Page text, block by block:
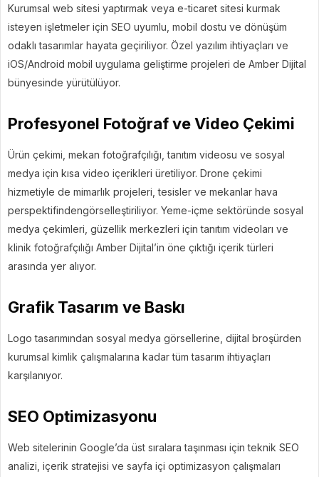
Kurumsal web sitesi yaptırmak veya e-ticaret sitesi kurmak
isteyen işletmeler için SEO uyumlu, mobil dostu ve dönüşüm
odaklı tasarımlar hayata geçiriliyor. Özel yazılım ihtiyaçları ve
iOS/Android mobil uygulama geliştirme projeleri de Amber Dijital
bünyesinde yürütülüyor.
Profesyonel Fotoğraf ve Video Çekimi
Ürün çekimi, mekan fotoğrafçılığı, tanıtım videosu ve sosyal
medya için kısa video içerikleri üretiliyor. Drone çekimi
hizmetiyle de mimarlık projeleri, tesisler ve mekanlar hava
perspektifindengörselleştiriliyor. Yeme-içme sektöründe sosyal
medya çekimleri, güzellik merkezleri için tanıtım videoları ve
klinik fotoğrafçılığı Amber Dijital’in öne çıktığı içerik türleri
arasında yer alıyor.
Grafik Tasarım ve Baskı
Logo tasarımından sosyal medya görsellerine, dijital broşürden
kurumsal kimlik çalışmalarına kadar tüm tasarım ihtiyaçları
karşılanıyor.
SEO Optimizasyonu
Web sitelerinin Google’da üst sıralara taşınması için teknik SEO
analizi, içerik stratejisi ve sayfa içi optimizasyon çalışmaları